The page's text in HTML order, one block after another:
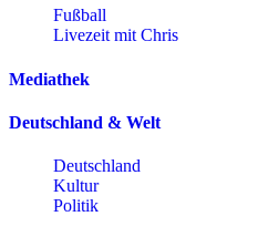
Fußball
Livezeit mit Chris
Mediathek
Deutschland & Welt
Deutschland
Kultur
Politik